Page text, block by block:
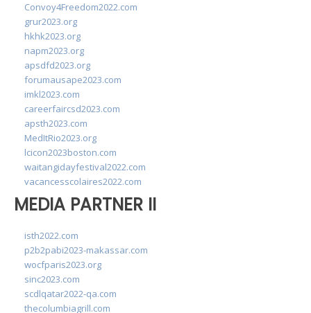
Convoy4Freedom2022.com
grur2023.org
hkhk2023.org
napm2023.org
apsdfd2023.org
forumausape2023.com
imkl2023.com
careerfaircsd2023.com
apsth2023.com
MedItRio2023.org
lcicon2023boston.com
waitangidayfestival2022.com
vacancesscolaires2022.com
MEDIA PARTNER II
isth2022.com
p2b2pabi2023-makassar.com
wocfparis2023.org
sinc2023.com
scdlqatar2022-qa.com
thecolumbiagrill.com